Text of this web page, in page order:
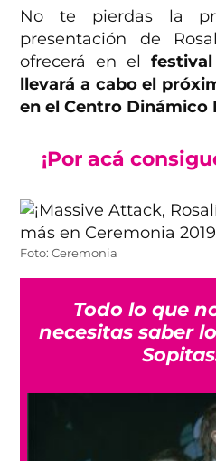
No te pierdas la
presentación de
ofrecerá en el
llevará a cabo el
en el Centro Dinámico
¡Por acá
Foto: Ceremonia
Todo lo que
necesitas saber